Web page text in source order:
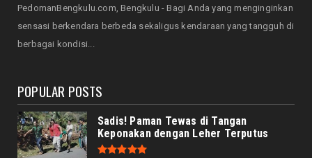
Honda CUV e: Motor Listrik Canggih, Penuh
PedomanBengkulu.com, Bengkulu - Bagi Anda yang menginginkan
sensasi berkendara berbeda sekaligus kendaraan yang tangguh di
berbagai kondisi...
POPULAR POSTS
Sadis! Paman Tewas di Tangan
Keponakan dengan Leher Terputus